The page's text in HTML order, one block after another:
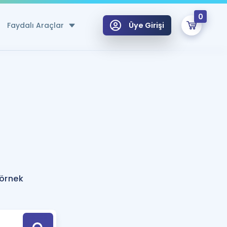
Faydalı Araçlar
Hesaplama Aracı
için Öneriler
Tek Takvimde
Üye Girişi
0